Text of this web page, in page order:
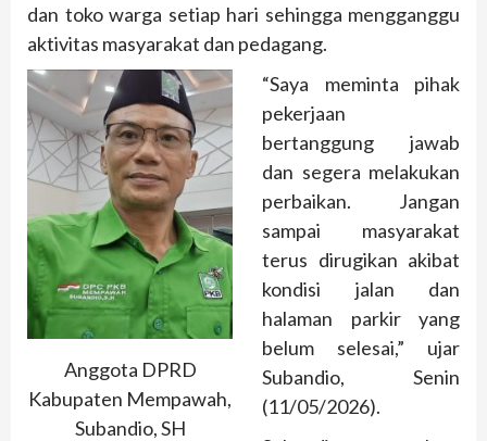
dan toko warga setiap hari sehingga mengganggu
aktivitas masyarakat dan pedagang.
Anggota DPRD
Kabupaten Mempawah,
Subandio, SH
“Saya meminta pihak
pekerjaan
bertanggung jawab
dan segera melakukan
perbaikan. Jangan
sampai masyarakat
terus dirugikan akibat
kondisi jalan dan
halaman parkir yang
belum selesai,” ujar
Subandio, Senin
(11/05/2026).